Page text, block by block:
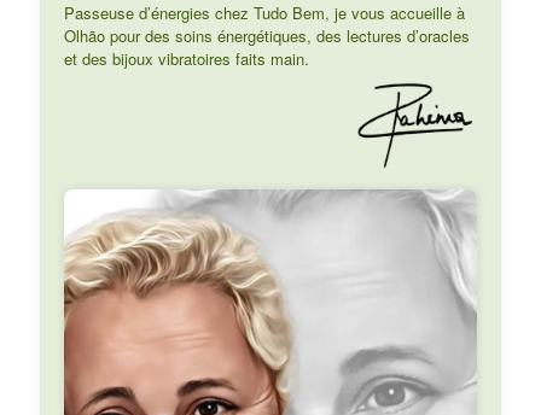
Passeuse d’énergies chez Tudo Bem, je vous accueille à
Olhão pour des soins énergétiques, des lectures d’oracles
et des bijoux vibratoires faits main.